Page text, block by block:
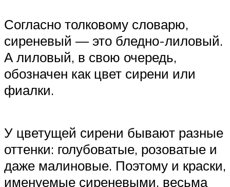
Согласно толковому словарю,
сиреневый — это бледно-лиловый.
А лиловый, в свою очередь,
обозначен как цвет сирени или
фиалки.
У цветущей сирени бывают разные
оттенки: голубоватые, розоватые и
даже малиновые. Поэтому и краски,
именуемые сиреневыми, весьма